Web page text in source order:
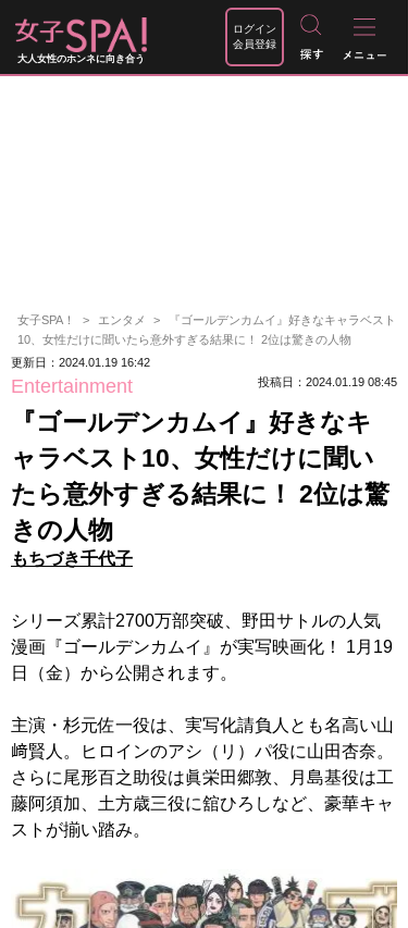
大人女性のホンネに向き合う
ログイン
会員登録
女子SPA！ エンタメ
『ゴールデンカムイ』好きなキャラベスト
10、女性だけに聞いたら意外すぎる結果に！ 2位は驚きの人物
更新日：2024.01.19 16:42
Entertainment 投稿日：2024.01.19 08:45
『ゴールデンカムイ』好きなキ
ャラベスト10、女性だけに聞い
たら意外すぎる結果に！ 2位は驚
きの人物
もちづき千代子
シリーズ累計2700万部突破、野田サトルの人気
漫画『ゴールデンカムイ』が実写映画化！ 1月19
日（金）から公開されます。
主演・杉元佐一役は、実写化請負人とも名高い山
﨑賢人。ヒロインのアシ（リ）パ役に山田杏奈。
さらに尾形百之助役は眞栄田郷敦、月島基役は工
藤阿須加、土方歳三役に舘ひろしなど、豪華キャ
ストが揃い踏み。